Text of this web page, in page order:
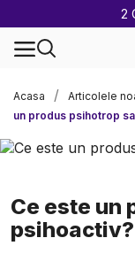
Acasa
Articolele
un produs psihotrop
Ce este un
psihoactiv?